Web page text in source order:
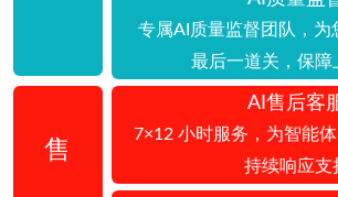
专属AI质量监督团队，为
最后一道关，保障
售
AI售后客
7×12 小时服务，为智能
持续响应支